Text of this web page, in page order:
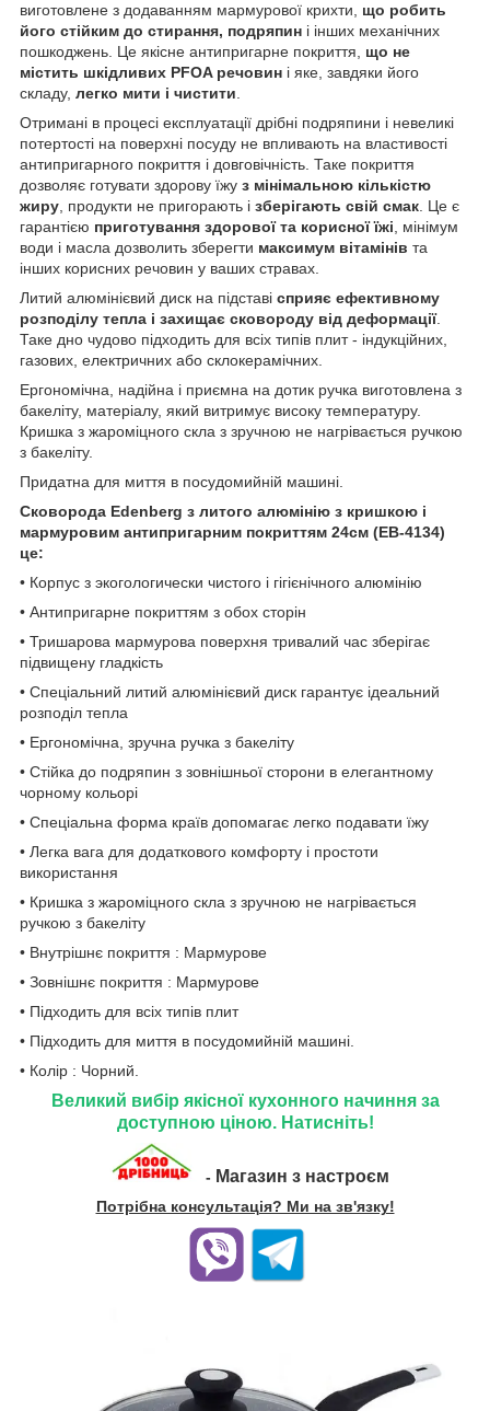
виготовлене з додаванням мармурової крихти, що робить
його стійким до стирання, подряпин і інших механічних
пошкоджень. Це якісне антипригарне покриття, що не
містить шкідливих PFOA речовин і яке, завдяки його
складу, легко мити і чистити.
Отримані в процесі експлуатації дрібні подряпини і невеликі
потертості на поверхні посуду не впливають на властивості
антипригарного покриття і довговічність. Таке покриття
дозволяє готувати здорову їжу з мінімальною кількістю
жиру, продукти не пригорають і зберігають свій смак. Це є
гарантією приготування здорової та корисної їжі, мінімум
води і масла дозволить зберегти максимум вітамінів та
інших корисних речовин у ваших стравах.
Литий алюмінієвий диск на підставі сприяє ефективному
розподілу тепла і захищає сковороду від деформації.
Таке дно чудово підходить для всіх типів плит - індукційних,
газових, електричних або склокерамічних.
Ергономічна, надійна і приємна на дотик ручка виготовлена з
бакеліту, матеріалу, який витримує високу температуру.
Кришка з жароміцного скла з зручною не нагрівається ручкою
з бакеліту.
Придатна для миття в посудомийній машині.
Сковорода Edenberg з литого алюмінію з кришкою і
мармуровим антипригарним покриттям 24см (EB-4134)
це:
• Корпус з экогологически чистого і гігієнічного алюмінію
• Антипригарне покриттям з обох сторін
• Тришарова мармурова поверхня тривалий час зберігає
підвищену гладкість
• Спеціальний литий алюмінієвий диск гарантує ідеальний
розподіл тепла
• Ергономічна, зручна ручка з бакеліту
• Стійка до подряпин з зовнішньої сторони в елегантному
чорному кольорі
• Спеціальна форма країв допомагає легко подавати їжу
• Легка вага для додаткового комфорту і простоти
використання
• Кришка з жароміцного скла з зручною не нагрівається
ручкою з бакеліту
• Внутрішнє покриття : Мармурове
• Зовнішнє покриття : Мармурове
• Підходить для всіх типів плит
• Підходить для миття в посудомийній машині.
• Колір : Чорний.
Великий вибір якісної кухонного начиння за
доступною ціною. Натисніть!
- Магазин з настроєм
Потрібна консультація? Ми на зв'язку!